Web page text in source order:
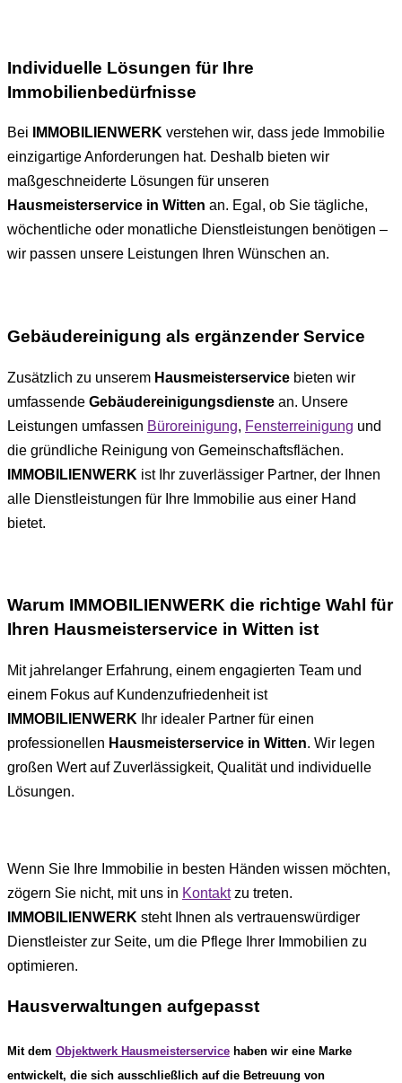
Individuelle Lösungen für Ihre
Immobilienbedürfnisse
Bei IMMOBILIENWERK verstehen wir, dass jede Immobilie
einzigartige Anforderungen hat. Deshalb bieten wir
maßgeschneiderte Lösungen für unseren
Hausmeisterservice in Witten an. Egal, ob Sie tägliche,
wöchentliche oder monatliche Dienstleistungen benötigen –
wir passen unsere Leistungen Ihren Wünschen an.
Gebäudereinigung als ergänzender Service
Zusätzlich zu unserem Hausmeisterservice bieten wir
umfassende Gebäudereinigungsdienste an. Unsere
Leistungen umfassen Büroreinigung, Fensterreinigung und
die gründliche Reinigung von Gemeinschaftsflächen.
IMMOBILIENWERK ist Ihr zuverlässiger Partner, der Ihnen
alle Dienstleistungen für Ihre Immobilie aus einer Hand
bietet.
Warum IMMOBILIENWERK die richtige Wahl für
Ihren Hausmeisterservice in Witten ist
Mit jahrelanger Erfahrung, einem engagierten Team und
einem Fokus auf Kundenzufriedenheit ist
IMMOBILIENWERK Ihr idealer Partner für einen
professionellen Hausmeisterservice in Witten. Wir legen
großen Wert auf Zuverlässigkeit, Qualität und individuelle
Lösungen.
Wenn Sie Ihre Immobilie in besten Händen wissen möchten,
zögern Sie nicht, mit uns in Kontaktzu treten.
IMMOBILIENWERK steht Ihnen als vertrauenswürdiger
Dienstleister zur Seite, um die Pflege Ihrer Immobilien zu
optimieren.
Hausverwaltungen aufgepasst
Mit dem Objektwerk Hausmeisterservice haben wir eine Marke
entwickelt, die sich ausschließlich auf die Betreuung von